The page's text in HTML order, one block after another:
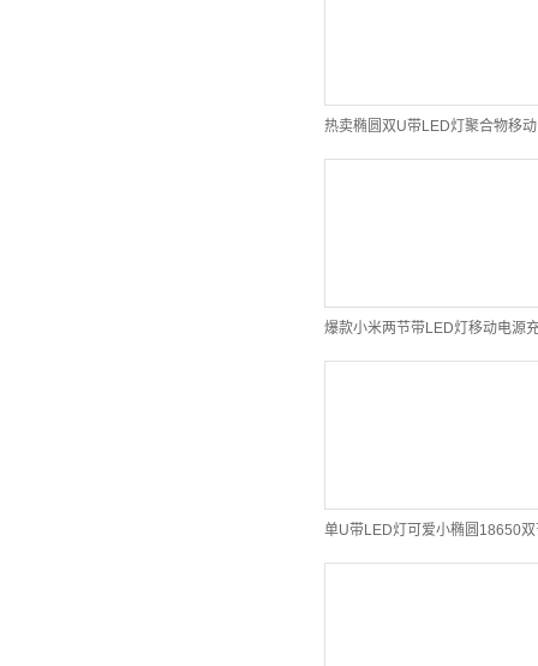
爆款小米两节带LED灯移动电源